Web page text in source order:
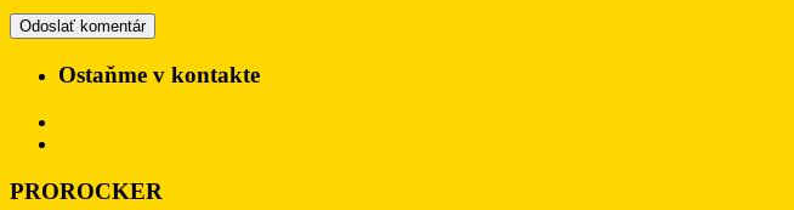
Ostaňme v kontakte
PROROCKER